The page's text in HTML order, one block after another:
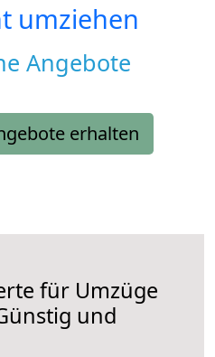
umziehen
Angebote
erhalten
für Umzüge
und